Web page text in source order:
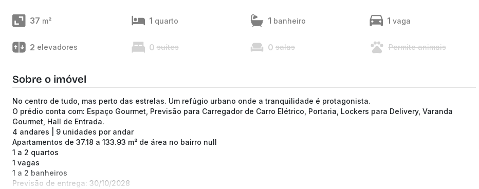
37 m² 1 quarto 1 banheiro 1 vaga
2 elevadores 0 suítes 0 salas Permite animais
Sobre o imóvel
No centro de tudo, mas perto das estrelas. Um refúgio urbano onde a tranquilidade é protagonista.
O prédio conta com: Espaço Gourmet, Previsão para Carregador de Carro Elétrico, Portaria, Lockers para Delivery, Varanda
Gourmet, Hall de Entrada.
4 andares | 9 unidades por andar
Apartamentos de 37.18 a 133.93 m² de área no bairro null
1 a 2 quartos
1 vagas
1 a 2 banheiros
Previsão de entrega: 30/10/2028